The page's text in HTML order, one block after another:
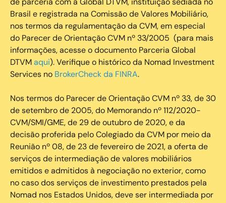
Brasil e registrada na Comissão de Valores Mobiliário,
nos termos da regulamentação da CVM, em especial
do Parecer de Orientação CVM nº 33/2005 (para mais
informações, acesse o documento Parceria Global
DTVMaqui). Verifique o histórico da Nomad Investment
Services no BrokerCheck da FINRA.
Nos termos do Parecer de Orientação CVM nº 33, de 30
de setembro de 2005, do Memorando nº 112/2020-
CVM/SMI/GME, de 29 de outubro de 2020, e da
decisão proferida pelo Colegiado da CVM por meio da
Reunião nº 08, de 23 de fevereiro de 2021, a oferta de
serviços de intermediação de valores mobiliários
emitidos e admitidos à negociação no exterior, como
no caso dos serviços de investimento prestados pela
Nomad nos Estados Unidos, deve ser intermediada por